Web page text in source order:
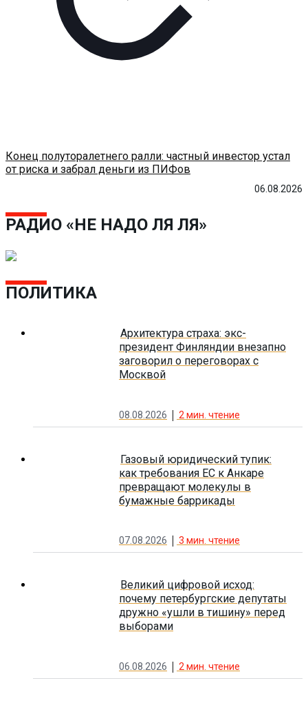
06.08.2026
Конец полуторалетнего ралли: частный инвестор устал
от риска и забрал деньги из ПИФов
РАДИО «НЕ НАДО ЛЯ ЛЯ»
ПОЛИТИКА
Архитектура страха: экс-
президент Финляндии внезапно
заговорил о переговорах с
Москвой
08.08.2026 2 мин. чтение
Газовый юридический тупик:
как требования ЕС к Анкаре
превращают молекулы в
бумажные баррикады
07.08.2026 3 мин. чтение
Великий цифровой исход:
почему петербургские депутаты
дружно «ушли в тишину» перед
выборами
06.08.2026 2 мин. чтение